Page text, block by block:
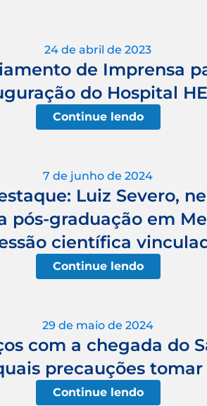
24 de abril de 2023
de Imprensa
do Hospital
Continue lendo
7 de junho de 2024
Luiz Severo,
pós-graduação em
científica
Continue lendo
29 de maio de 2024
com a chegada do
precauções tomar
Continue lendo